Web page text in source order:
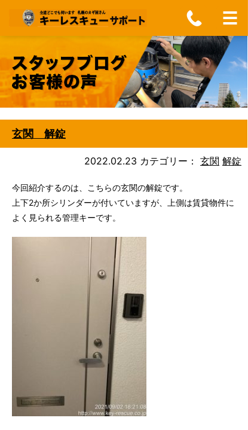
玄関 解錠
2022.02.23 カテゴリー： 玄関 解錠
今回紹介するのは、こちらの玄関の解錠です。
上下2か所シリンダーが付いていますが、上側は賃貸物件に
よく見られる管理キーです。